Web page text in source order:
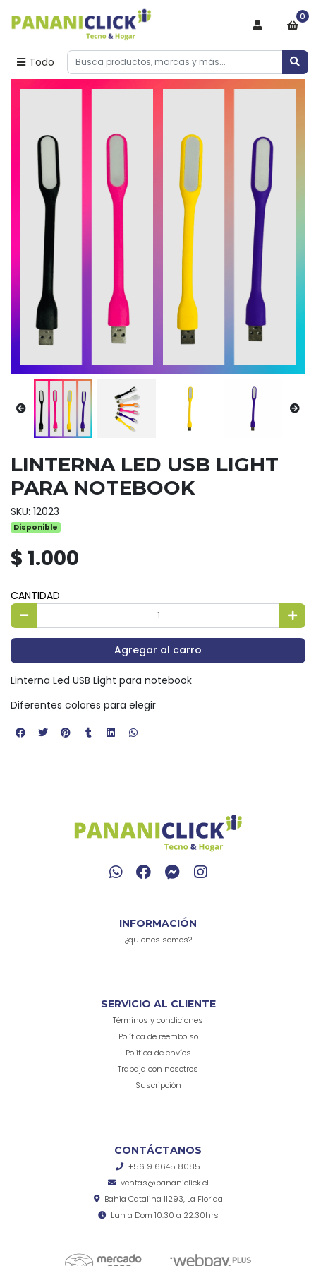
Todo
0
LINTERNA LED USB LIGHT
PARA NOTEBOOK
SKU: 12023
Disponible
$ 1.000
CANTIDAD
Agregar al carro
Linterna Led USB Light para notebook
Diferentes colores para elegir
INFORMACIÓN
¿quienes somos?
SERVICIO AL CLIENTE
Términos y condiciones
Política de reembolso
Política de envíos
Trabaja con nosotros
Suscripción
CONTÁCTANOS
+56 9 6645 8085
ventas@pananiclick.cl
Bahía Catalina 11293, La Florida
Lun a Dom 10:30 a 22:30hrs